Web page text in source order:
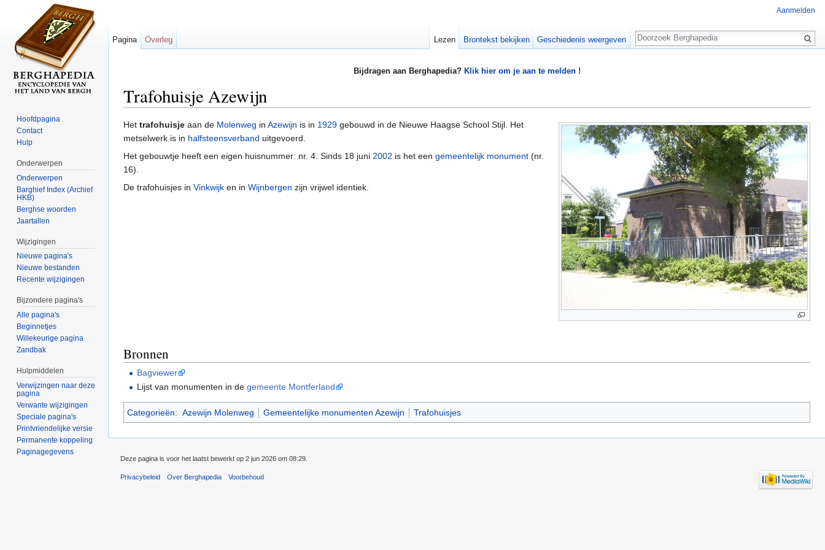
Bijdragen aan Berghapedia? Klik hier om je aan te melden !
Trafohuisje Azewijn
Het trafohuisje aan de Molenweg in Azewijn is in 1929 gebouwd in de Nieuwe Haagse School Stijl. Het
metselwerk is in halfsteensverband uitgevoerd.
Het gebouwtje heeft een eigen huisnummer: nr. 4. Sinds 18 juni 2002 is het een gemeentelijk monument (nr.
16).
De trafohuisjes in Vinkwijk en in Wijnbergen zijn vrijwel identiek.
Bronnen
Bagviewer
Lijst van monumenten in degemeente Montferland
Categorieën: Azewijn Molenweg Gemeentelijke monumenten Azewijn Trafohuisjes
Aanmelden
Pagina Overleg Lezen Brontekst bekijken Geschiedenis weergeven
Zoeken
Hoofdpagina
Contact
Hulp
Onderwerpen
Onderwerpen
Barghief Index (Archief
HKB)
Berghse woorden
Jaartallen
Wijzigingen
Nieuwe pagina's
Nieuwe bestanden
Recente wijzigingen
Bijzondere pagina's
Alle pagina's
Beginnetjes
Willekeurige pagina
Zandbak
Hulpmiddelen
Verwijzingen naar deze
pagina
Verwante wijzigingen
Speciale pagina's
Printvriendelijke versie
Permanente koppeling
Paginagegevens
Deze pagina is voor het laatst bewerkt op 2 jun 2026 om 08:29.
Privacybeleid Over Berghapedia Voorbehoud